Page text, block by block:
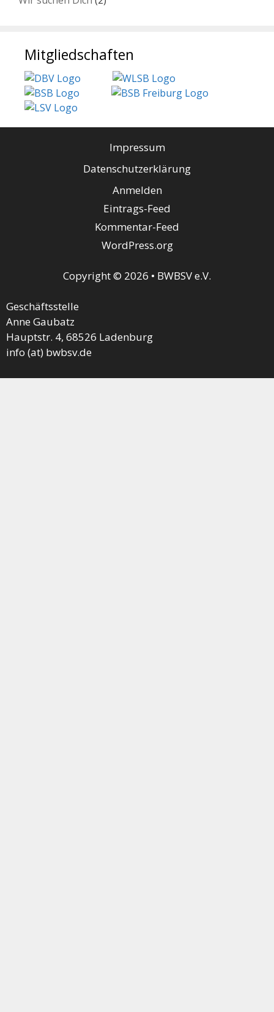
Mitgliedschaften
Impressum
Datenschutzerklärung
Anmelden
Eintrags-Feed
Kommentar-Feed
WordPress.org
Copyright © 2026 • BWBSV e.V.
Geschäftsstelle
Anne Gaubatz
Hauptstr. 4, 68526 Ladenburg
info (at) bwbsv.de